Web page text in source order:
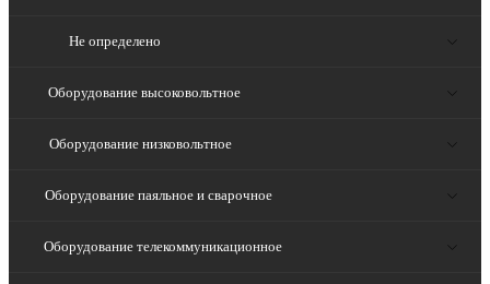
Не определено
Оборудование высоковольтное
Оборудование низковольтное
Оборудование паяльное и сварочное
Оборудование телекоммуникационное